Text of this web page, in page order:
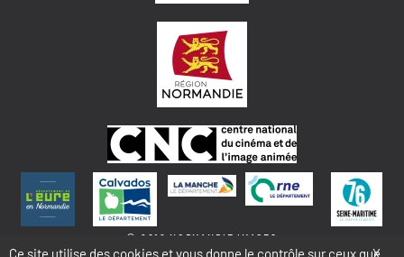
© 2018 NORMANDIE IMAGES
X
Ce site utilise des cookies et vous donne le contrôle sur ceux que